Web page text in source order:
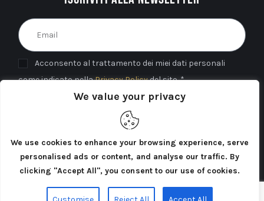
We value your privacy
We use cookies to enhance your browsing experience, serve
personalised ads or content, and analyse our traffic. By
clicking "Accept All", you consent to our use of cookies.
Acconsento al trattamento dei miei dati personali
come indicato nellaPrivacy Policydel sito. *
INVIA
Cercatori di Atlantide 2025©. Tutti i diritti riservati.